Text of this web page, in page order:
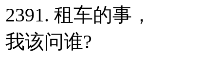
2391. 租车的事，
我该问谁?